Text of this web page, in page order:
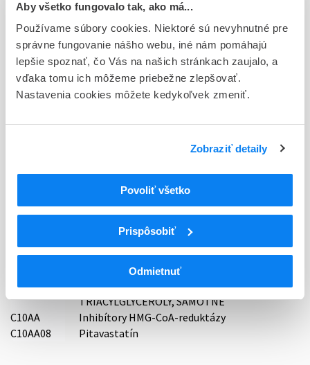
Aby všetko fungovalo tak, ako má...
Používame súbory cookies. Niektoré sú nevyhnutné pre
správne fungovanie nášho webu, iné nám pomáhajú
lepšie spoznať, čo Vás na našich stránkach zaujalo, a
vďaka tomu ich môžeme priebežne zlepšovať.
Nastavenia cookies môžete kedykoľvek zmeniť.
Zobraziť detaily
Povoliť všetko
Prispôsobiť
Odmietnuť
Stav
R - Aktuálna registrácia
Typ registračnej procedúry
31 - HYPOLIPIDAEMICA
KARDIOVASKULÁRNY SYSTÉM
HYPOLIPIDEMIKÁ
LIEČIVÁ ZNIŽUJÚCE CHOLESTEROL A
TRIACYLGLYCEROLY, SAMOTNÉ
C10AA
Inhibítory HMG-CoA-reduktázy
C10AA08
Pitavastatín